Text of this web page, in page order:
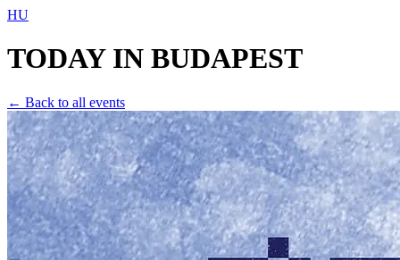
HU
TODAY IN BUDAPEST
← Back to all events